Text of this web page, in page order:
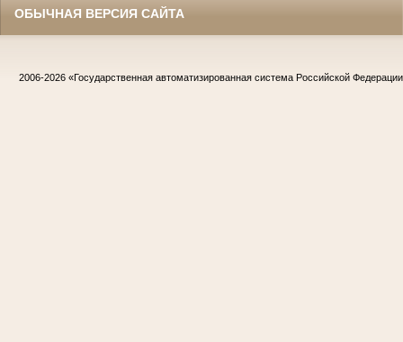
ОБЫЧНАЯ ВЕРСИЯ САЙТА
2006-2026 «Государственная автоматизированная система Российской